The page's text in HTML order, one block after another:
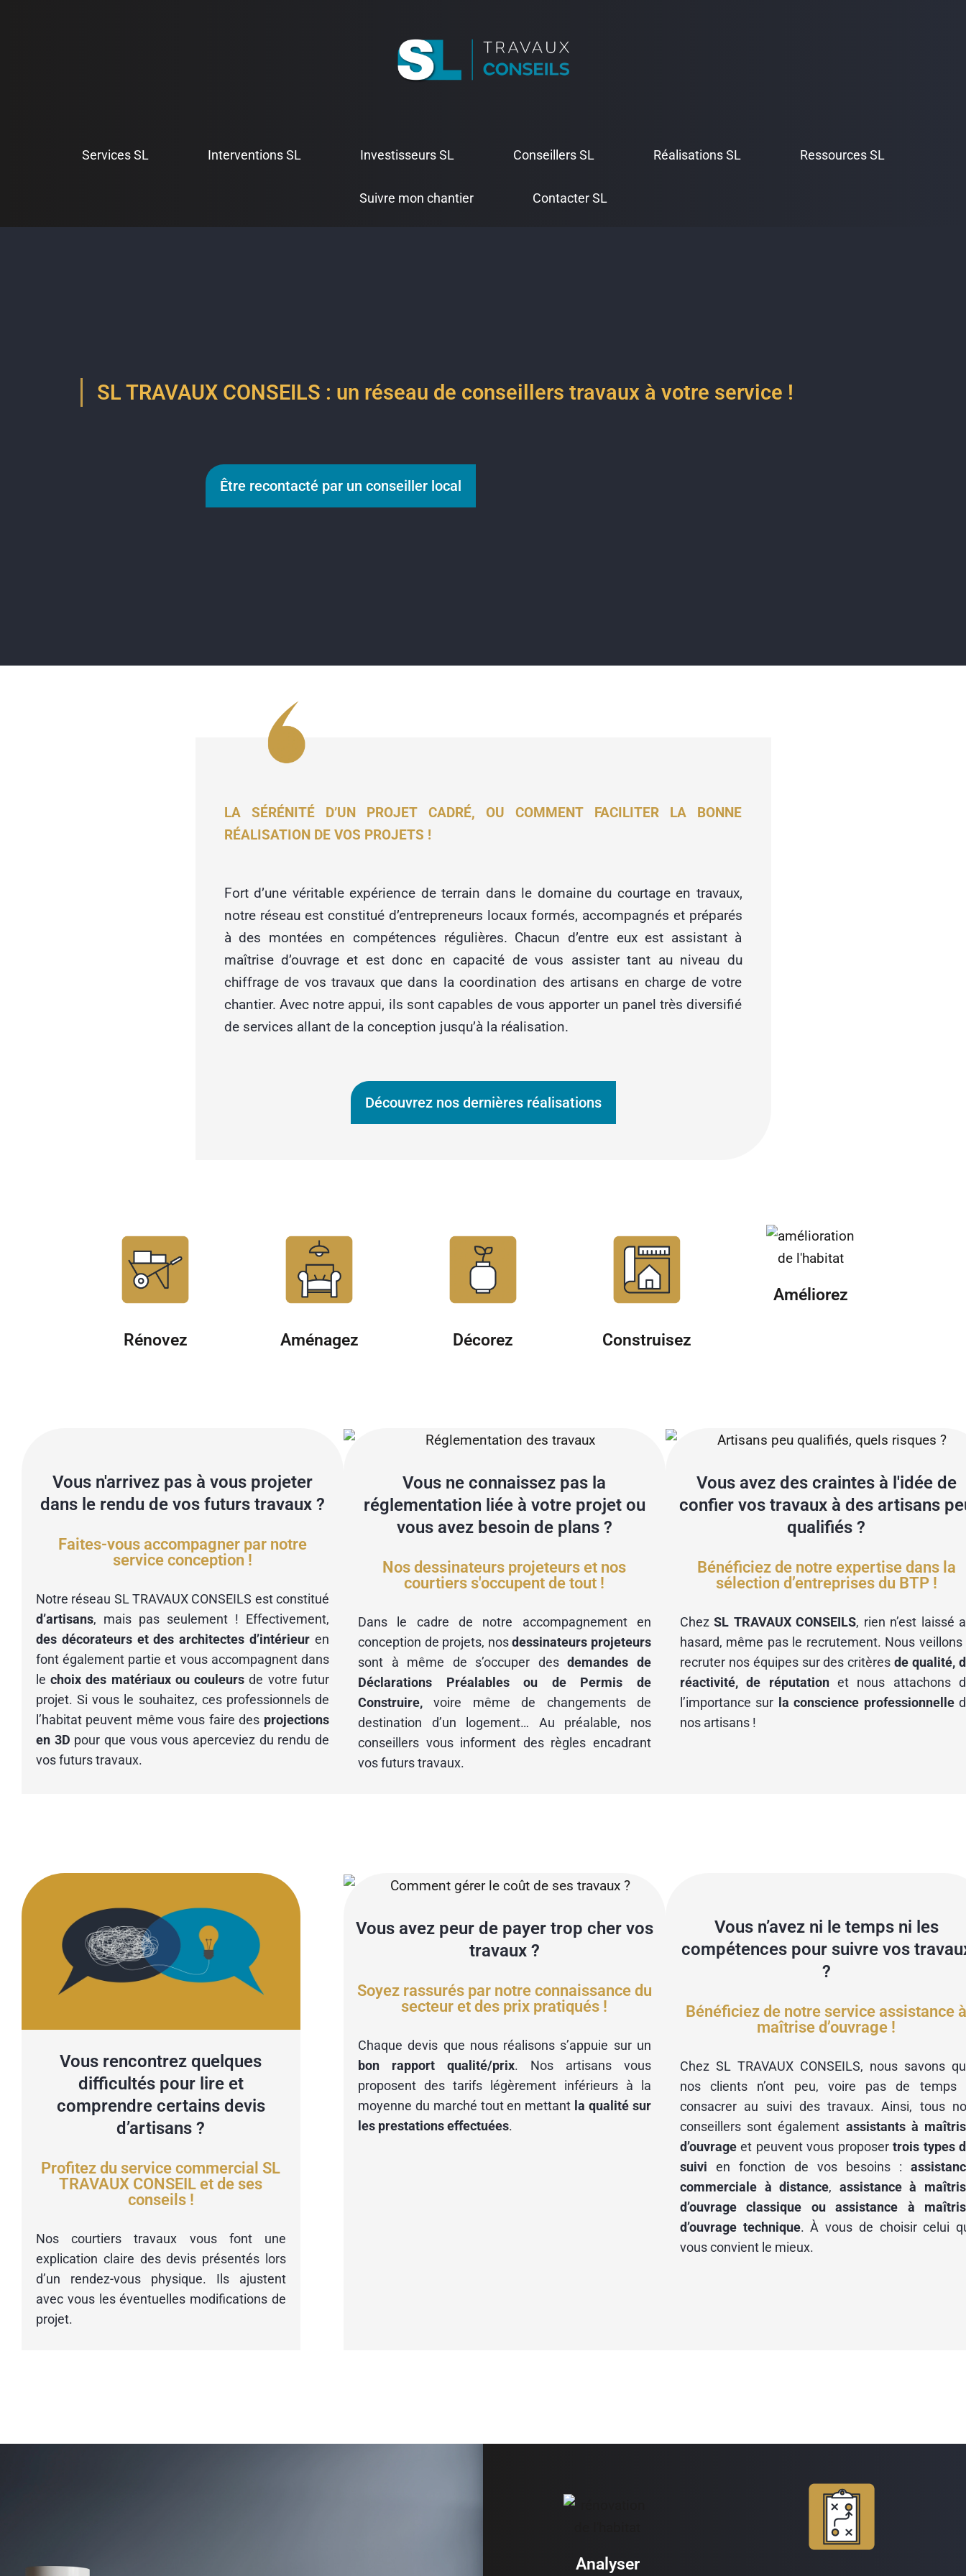
Services SL Interventions SL Investisseurs SL Conseillers SL Réalisations SL Ressources SL
Suivre mon chantier Contacter SL
SL TRAVAUX CONSEILS : un réseau de conseillers travaux à votre service !
Être recontacté par un conseiller local
LA SÉRÉNITÉ D’UN PROJET CADRÉ, OU COMMENT FACILITER LA BONNE
RÉALISATION DE VOS PROJETS !
Fort d’une véritable expérience de terrain dans le domaine du courtage en travaux,
notre réseau est constitué d’entrepreneurs locaux formés, accompagnés et préparés
à des montées en compétences régulières. Chacun d’entre eux est assistant à
maîtrise d’ouvrage et est donc en capacité de vous assister tant au niveau du
chiffrage de vos travaux que dans la coordination des artisans en charge de votre
chantier. Avec notre appui, ils sont capables de vous apporter un panel très diversifié
de services allant de la conception jusqu’à la réalisation.
Découvrez nos dernières réalisations
Rénovez Aménagez Décorez Construisez
Améliorez
Vous n'arrivez pas à vous projeter
dans le rendu de vos futurs travaux ?
Faites-vous accompagner par notre
service conception !
Notre réseau SL TRAVAUX CONSEILS est constitué
d’artisans, mais pas seulement ! Effectivement,
des décorateurs et des architectes d’intérieur en
font également partie et vous accompagnent dans
lechoix des matériaux ou couleurs de votre futur
projet. Si vous le souhaitez, ces professionnels de
l’habitat peuvent même vous faire des projections
en 3D pour que vous vous aperceviez du rendu de
vos futurs travaux.
Vous ne connaissez pas la
réglementation liée à votre projet ou
vous avez besoin de plans ?
Nos dessinateurs projeteurs et nos
courtiers s'occupent de tout !
Dans le cadre de notre accompagnement en
conception de projets, nosdessinateurs projeteurs
sont à même de s’occuper desdemandes de
Déclarations Préalables ou de Permis de
Construire,voire même de changements de
destination d’un logement… Au préalable, nos
conseillers vous informent des règles encadrant
vos futurs travaux.
Vous avez des craintes à l'idée de
confier vos travaux à des artisans
qualifiés ?
Bénéficiez de notre expertise dans la
sélection d’entreprises du BTP !
ChezSL TRAVAUX CONSEILS, rien n’est laissé
hasard, même pas le recrutement. Nous veillons
recruter nos équipes sur des critèresde qualité,
réactivité, de réputationet nous attachons
l’importance sur la conscience professionnelle
nos artisans !
Vous rencontrez quelques
difficultés pour lire et
comprendre certains devis
d’artisans ?
Profitez du service commercial SL
TRAVAUX CONSEIL et de ses
conseils !
Nos courtiers travaux vous font une
explication claire des devis présentés lors
d’un rendez-vous physique. Ils ajustent
avec vous les éventuelles modifications de
projet.
Vous avez peur de payer trop cher vos
travaux ?
Soyez rassurés par notre connaissance du
secteur et des prix pratiqués !
Chaque devis que nous réalisons s’appuie sur un
bon rapport qualité/prix. Nos artisans vous
proposent des tarifs légèrement inférieurs à la
moyenne du marché tout en mettant la qualité sur
les prestations effectuées.
Vous n’avez ni le temps ni les
compétences pour suivre vos
?
Bénéficiez de notre service assistance
maîtrise d’ouvrage !
Chez SL TRAVAUX CONSEILS, nous savons
nos clients n’ont peu, voire pas de temps
consacrer au suivi des travaux. Ainsi, tous
conseillers sont également assistants à
d’ouvrageet peuvent vous proposertrois types
suivi en fonction de vos besoins :
commerciale à distance, assistance à
d’ouvrage classique ou assistance à
d’ouvrage technique. À vous de choisir celui
vous convient le mieux.
Analyser